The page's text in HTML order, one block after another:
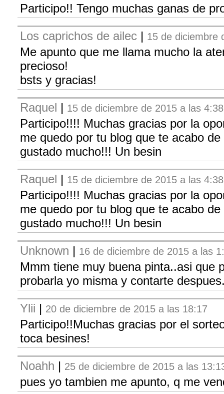
Participo!! Tengo muchas ganas de
Los caprichos de ailec | 15 de diciembre
Me apunto que me llama mucho la
precioso!
bsts y gracias!
Raquel | 15 de diciembre de 2015 a las 4:38
Participo!!!! Muchas gracias por la
me quedo por tu blog que te acabo
gustado mucho!!! Un besin
Raquel | 15 de diciembre de 2015 a las 4:38
Participo!!!! Muchas gracias por la
me quedo por tu blog que te acabo
gustado mucho!!! Un besin
Unknown | 16 de diciembre de 2015 a las
Mmm tiene muy buena pinta..asi que
probarla yo misma y contarte
Ylii | 20 de diciembre de 2015 a las 18:17
Participo!!Muchas gracias por el
toca besines!
Noahh | 25 de diciembre de 2015 a las
pues yo tambien me apunto, q me